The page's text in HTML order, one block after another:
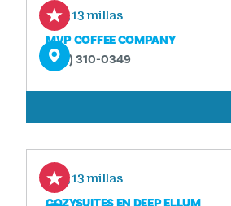
0,13 millas
MVP COFFEE COMPANY
(214) 310-0349
0,13 millas
COZYSUITES EN DEEP ELLUM